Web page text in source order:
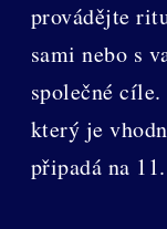
provádějte
sami nebo s
společné
který je
připadá na